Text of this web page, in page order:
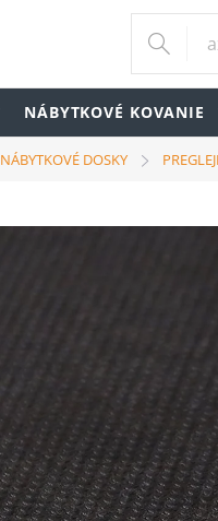
NÁBYTKOVÉ KOVANIE
NÁBYTKOVÉ DOSKY